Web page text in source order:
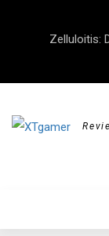
Zelluloitis: